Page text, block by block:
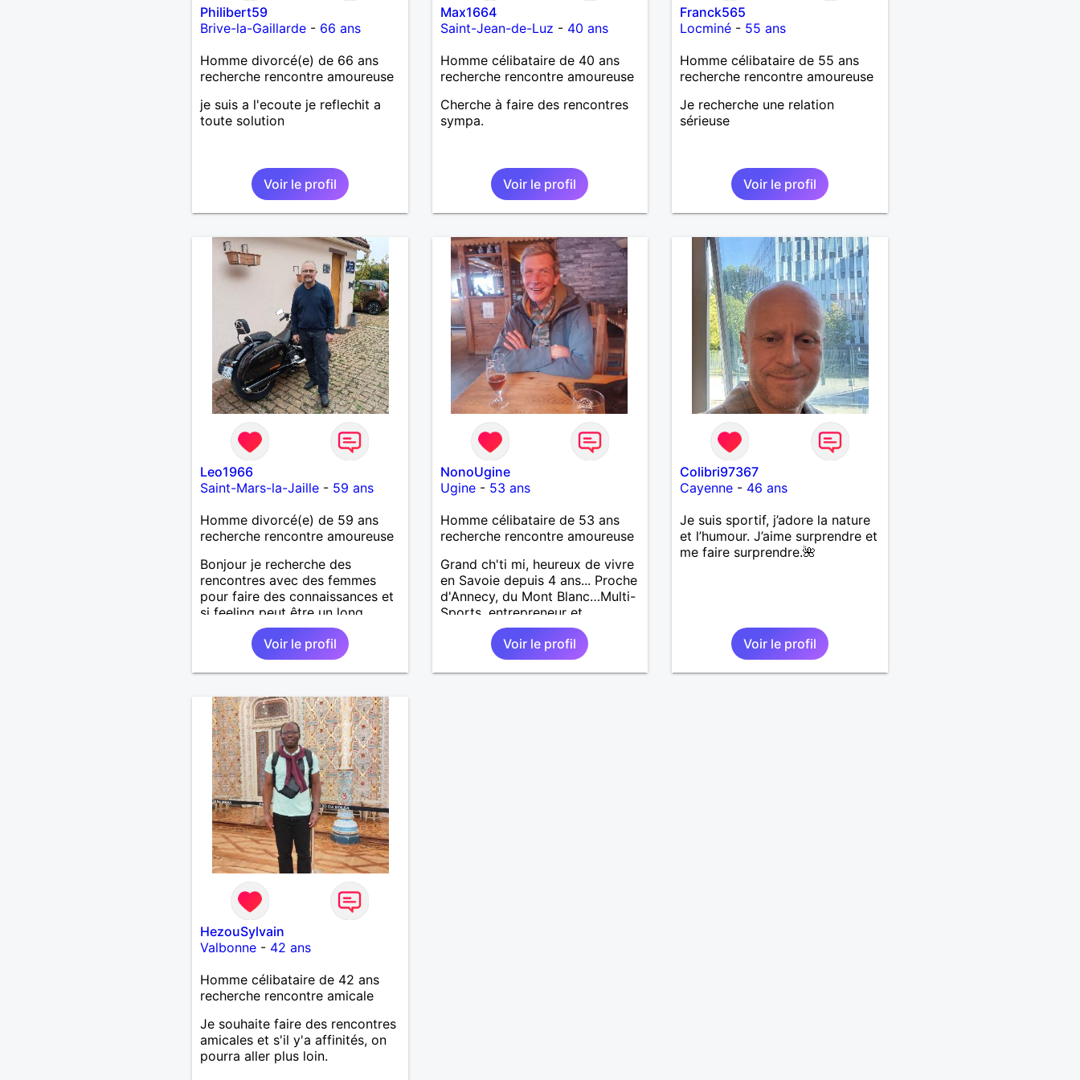
Philibert59
Brive-la-Gaillarde- 66 ans
Homme divorcé(e) de 66 ans
recherche rencontre amoureuse
je suis a l'ecoute je reflechit a
toute solution
Voir le profil
Max1664
Saint-Jean-de-Luz - 40 ans
Homme célibataire de 40 ans
recherche rencontre amoureuse
Cherche à faire des rencontres
sympa.
Voir le profil
Franck565
Locminé - 55 ans
Homme célibataire de 55 ans
recherche rencontre amoureuse
Je recherche une relation
sérieuse
Voir le profil
Leo1966
Saint-Mars-la-Jaille- 59 ans
Homme divorcé(e) de 59 ans
recherche rencontre amoureuse
Bonjour je recherche des
rencontres avec des femmes
pour faire des connaissances et
si feeling peut être un long
chemin. Je laisse le destin nous
guider. Je suis un homme simple
honnête et fidèle.
Voir le profil
NonoUgine
Ugine- 53 ans
Homme célibataire de 53 ans
recherche rencontre amoureuse
Grand ch'ti mi, heureux de vivre
en Savoie depuis 4 ans... Proche
d'Annecy, du Mont Blanc…Multi-
Sports, entrepreneur et
bénévole au Fort de Lestal
73200 Marthod (Alt. 800m)…
Endroit "fabuleux" !…Enquêtes
et tu me trouveras !
Voir le profil
Colibri97367
Cayenne - 46 ans
Je suis sportif, j’adore la nature
et l’humour. J’aime surprendre et
me faire surprendre.🌺
Voir le profil
HezouSylvain
Valbonne- 42 ans
Homme célibataire de 42 ans
recherche rencontre amicale
Je souhaite faire des rencontres
amicales et s'il y'a affinités, on
pourra aller plus loin.